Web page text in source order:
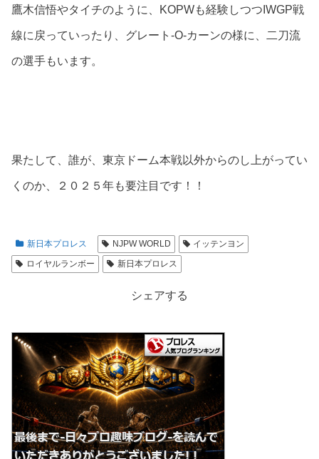
鷹木信悟やタイチのように、KOPWも経験しつつIWGP戦
線に戻っていったり、グレート-O-カーンの様に、二刀流
の選手もいます。
果たして、誰が、東京ドーム本戦以外からのし上がってい
くのか、２０２５年も要注目です！！
新日本プロレス NJPW WORLD
イッテンヨン
ロイヤルランボー
新日本プロレス
シェアする